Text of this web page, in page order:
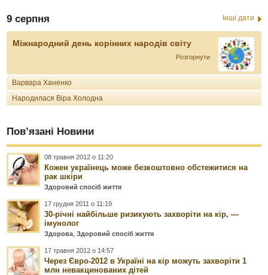
9 серпня Інші дати
Міжнародний день корінних народів світу
Розгорнути
Варвара Ханенко
Народилася Віра Холодна
Пов’язані Новини
08 травня 2012 о 11:20
Кожен українець може безкоштовно обстежитися на
рак шкіри
Здоровий спосіб життя
17 грудня 2011 о 11:19
30-річні найбільше ризикують захворіти на кір, —
імунолог
Здорова ,Здоровий спосіб життя
17 травня 2012 о 14:57
Через Євро-2012 в Україні на кір можуть захворіти 1
млн невакцинованих дітей